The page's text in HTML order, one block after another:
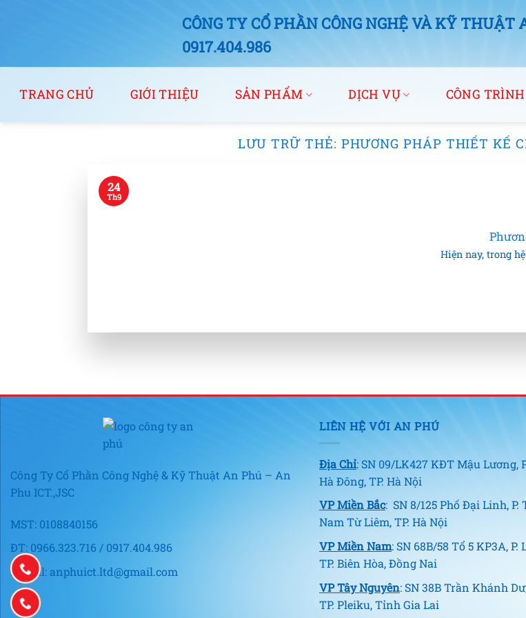
CÔNG TY CỔ PHẦN CÔNG NGHỆ VÀ KỸ THUẬT
0917.404.986
TRANG CHỦ GIỚI THIỆU SẢN PHẨM DỊCH VỤ CÔNG TRÌNH
LƯU TRỮ THẺ: PHƯƠNG PHÁP THIẾT KẾ
Hiện nay, trong
24
Th9
Công Ty Cổ Phần Công Nghệ & Kỹ Thuật An Phú – An
Phu ICT.,JSC
MST: 0108840156
ĐT: 0966.323.716 / 0917.404.986
E-mail: anphuict.ltd@gmail.com
LIÊN HỆ VỚI AN PHÚ
Địa Chỉ: SN 09/LK427 KĐT Mậu Lương,
Hà Đông, TP. Hà Nội
VP Miền Bắc: SN 8/125 Phố Đại Linh, P.
Nam Từ Liêm, TP. Hà Nội
VP Miền Nam: SN 68B/58 Tổ 5 KP3A,
TP. Biên Hòa, Đồng Nai
VP Tây Nguyên: SN 38B Trần Khánh
TP. Pleiku, Tỉnh Gia Lai